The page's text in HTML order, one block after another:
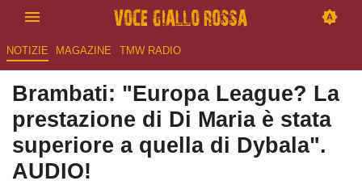
NOTIZIE MAGAZINE TMW RADIO
Brambati: "Europa League? La
prestazione di Di Maria è stata
superiore a quella di Dybala".
AUDIO!